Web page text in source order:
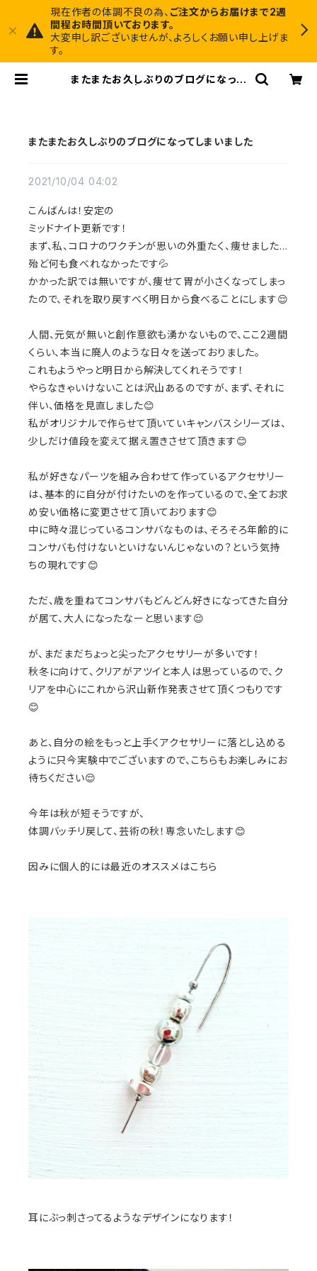
現在作者の体調不良の為、 ご注文からお届けまで2週
間程お時間頂いております。
大変申し訳ございませんが、よろしくお願い申し上げま
す。
またまたお久しぶりのブログになって
またまたお久しぶりのブログになってしまいました
2021/10/04 04:02
こんばんは！安定の
ミッドナイト更新です！
まず、私、コロナのワクチンが思いの外重たく、痩せました…
殆ど何も食べれなかったです💦
かかった訳では無いですが、痩せて胃が小さくなってしまっ
たので、それを取り戻すべく明日から食べることにします😌
人間、元気が無いと創作意欲も湧かないもので、ここ2週間
くらい、本当に廃人のような日々を送っておりました。
これもようやっと明日から解決してくれそうです！
やらなきゃいけないことは沢山あるのですが、まず、それに
伴い、価格を見直しました😊
私がオリジナルで作らせて頂いていキャンバスシリーズは、
少しだけ値段を変えて据え置きさせて頂きます😊
私が好きなパーツを組み合わせて作っているアクセサリー
は、基本的に自分が付けたいのを作っているので、全てお求
め安い価格に変更させて頂いております😊
中に時々混じっているコンサバなものは、そろそろ年齢的に
コンサバも付けないといけないんじゃないの？という気持
ちの現れです😊
ただ、歳を重ねてコンサバもどんどん好きになってきた自分
が居て、大人になったなーと思います😌
が、まだまだちょっと尖ったアクセサリーが多いです！
秋冬に向けて、クリアがアツイと本人は思っているので、ク
リアを中心にこれから沢山新作発表させて頂くつもりです
😊
あと、自分の絵をもっと上手くアクセサリーに落とし込める
ように只今実験中でございますので、こちらもお楽しみにお
待ちください😌
今年は秋が短そうですが、
体調バッチリ戻して、芸術の秋！専念いたします😊
因みに個人的には最近のオススメはこちら
耳にぶっ刺さってるようなデザインになります！